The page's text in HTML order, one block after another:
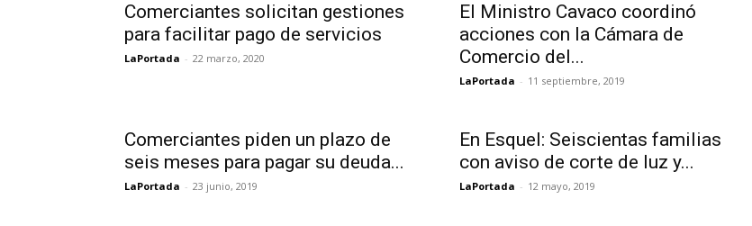
Comerciantes solicitan gestiones
para facilitar pago de servicios
LaPortada - 22 marzo, 2020
El Ministro Cavaco coordinó
acciones con la Cámara de
Comercio del...
LaPortada - 11 septiembre, 2019
Comerciantes piden un plazo de
seis meses para pagar su deuda...
LaPortada - 23 junio, 2019
En Esquel: Seiscientas familias
con aviso de corte de luz y...
LaPortada - 12 mayo, 2019